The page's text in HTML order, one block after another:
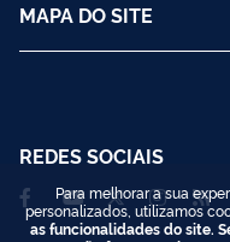
MAPA DO SITE
REDES SOCIAIS
Para melhorar a sua
personalizados, utilizamos
as funcionalidades do site.